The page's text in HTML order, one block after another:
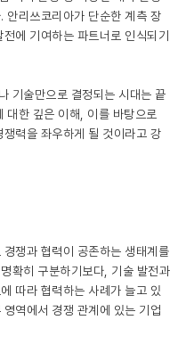
안리쓰코리아가 단순한 계측 장
에 기여하는 파트너로 인식되기
기술만으로 결정되는 시대는 끝
대한 깊은 이해, 이를 바탕으로
력을 좌우하게 될 것이라고 강
쟁과 협력이 공존하는 생태계를
확히 구분하기보다, 기술 발전과
따라 협력하는 사례가 늘고 있
역에서 경쟁 관계에 있는 기업